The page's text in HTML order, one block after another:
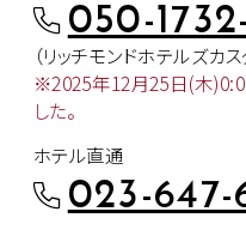
050-
（リッチモンドホテルズカ
※2025年12月25日(木)0:00
した。
ホテル直通
023-647-